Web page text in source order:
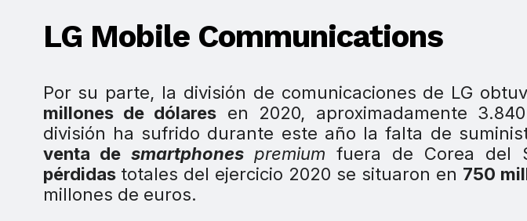
LG Mobile Communications
Por su parte, la división de comunicaciones de LG
millones de dólares en 2020, aproximadamente
división ha sufrido durante este año la falta de
venta desmartphones premium fuera de Corea del
pérdidastotales del ejercicio 2020 se situaron en 750
millones de euros.